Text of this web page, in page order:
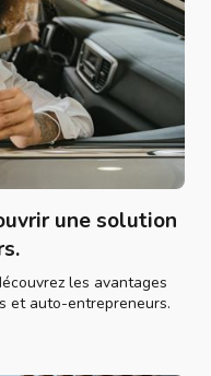
une solution
les avantages
et auto-entrepreneurs.